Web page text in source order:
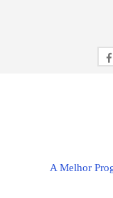
A Melhor